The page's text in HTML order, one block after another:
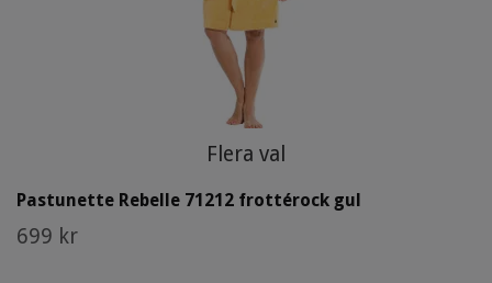
Flera val
Pastunette Rebelle 71212 frottérock gul
699 kr